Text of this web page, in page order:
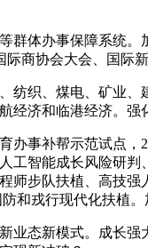
体办事保障系统。
际商协会大会、国
织、煤电、矿业、
经济和临港经济。强
事补帮示范试点，
工智能成长风险研
师步队扶植、高技
和戎行现代化扶植
态新模式。成长强